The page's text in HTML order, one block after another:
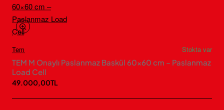
Tem
Stokta var
TEM M Onaylı Paslanmaz Baskül 60×60 cm – Paslanmaz
Load Cell
49.000,00TL